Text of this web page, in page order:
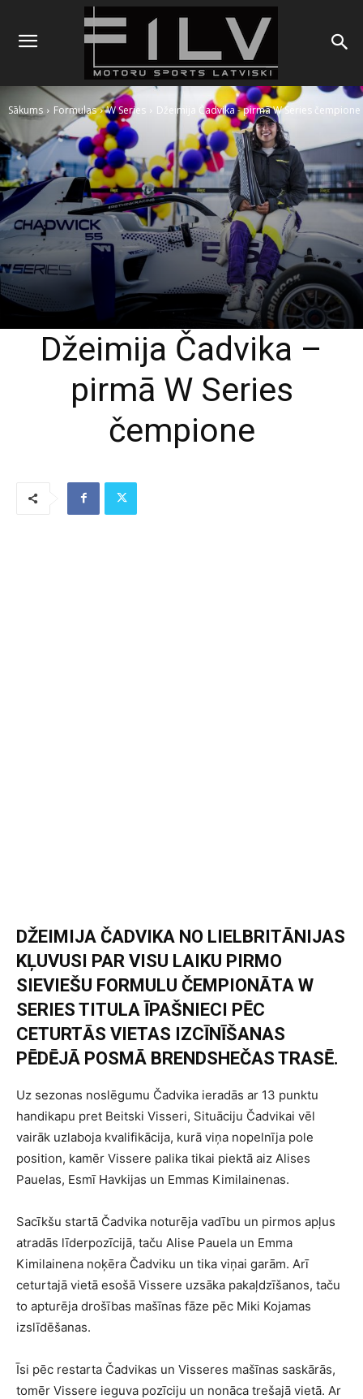
Sākums Formulas W Series Džeimija Čadvika - pirmā W Series čempione
Džeimija Čadvika –
pirmā W Series
čempione
DŽEIMIJA ČADVIKA NO LIELBRITĀNIJAS
KĻUVUSI PAR VISU LAIKU PIRMO
SIEVIEŠU FORMULU ČEMPIONĀTA W
SERIES TITULA ĪPAŠNIECI PĒC
CETURTĀS VIETAS IZCĪNĪŠANAS
PĒDĒJĀ POSMĀ BRENDSHEČAS TRASĒ.
Uz sezonas noslēgumu Čadvika ieradās ar 13 punktu
handikapu pret Beitski Visseri, Situāciju Čadvikai vēl
vairāk uzlaboja kvalifikācija, kurā viņa nopelnīja pole
position, kamēr Vissere palika tikai piektā aiz Alises
Pauelas, Esmī Havkijas un Emmas Kimilainenas.
Sacīkšu startā Čadvika noturēja vadību un pirmos apļus
atradās līderpozīcijā, taču Alise Pauela un Emma
Kimilainena noķēra Čadviku un tika viņai garām. Arī
ceturtajā vietā esošā Vissere uzsāka pakaļdzīšanos, taču
to apturēja drošības mašīnas fāze pēc Miki Kojamas
izslīdēšanas.
Īsi pēc restarta Čadvikas un Visseres mašīnas saskārās,
tomēr Vissere ieguva pozīciju un nonāca trešajā vietā. Ar